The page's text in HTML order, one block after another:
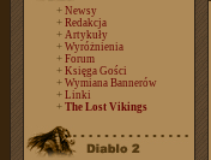
+ Newsy
+ Redakcja
+ Artykuły
+ Wyróżnienia
+ Forum
+ Księga Gości
+ Wymiana Bannerów
+ Linki
+ The Lost Vikings